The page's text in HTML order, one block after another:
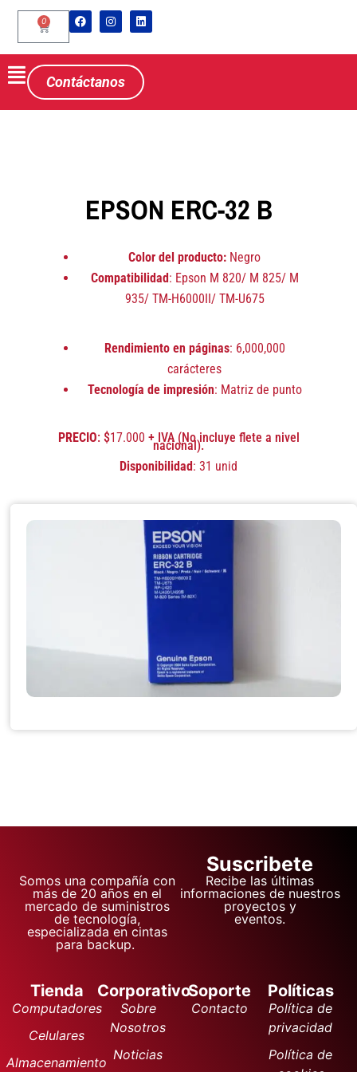
0
Contáctanos
EPSON ERC-32 B
Color del producto: Negro
Compatibilidad: Epson M 820/ M 825/ M
935/ TM-H6000II/ TM-U675
Rendimiento en páginas: 6,000,000
carácteres
Tecnología de impresión: Matriz de punto
PRECIO: $17.000 + IVA (No incluye flete a nivel
nacional).
Disponibilidad: 31 unid
Somos una compañía con
más de 20 años en el
mercado de suministros
de tecnología,
especializada en cintas
para backup.
Suscribete
Recibe las últimas
informaciones de nuestros
proyectos y
eventos.
Tienda
Computadores
Celulares
Almacenamiento
Corporativo
Sobre
Nosotros
Noticias
Soporte
Contacto
Políticas
Política de
privacidad
Política de